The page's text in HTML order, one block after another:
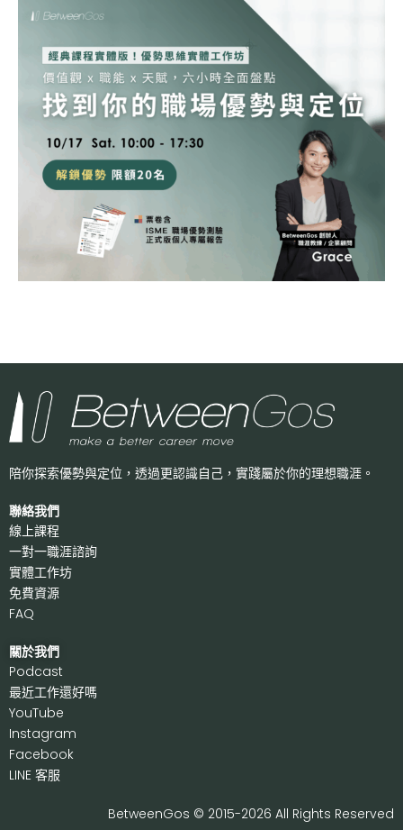
陪你探索優勢與定位，透過更認識自己， 實踐屬於你的理想職涯。
聯絡我們
線上課程
一對一職涯諮詢
實體工作坊
免費資源
FAQ
關於我們
Podcast
最近工作還好嗎
YouTube
Instagram
Facebook
LINE 客服
BetweenGos © 2015-2026 All Rights Reserved